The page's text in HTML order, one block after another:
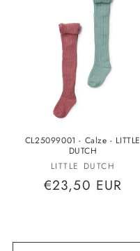
CL25099001 - Calze - LITTLE
DUTCH
Fornitore:
LITTLE DUTCH
Prezzo
€23,50 EUR